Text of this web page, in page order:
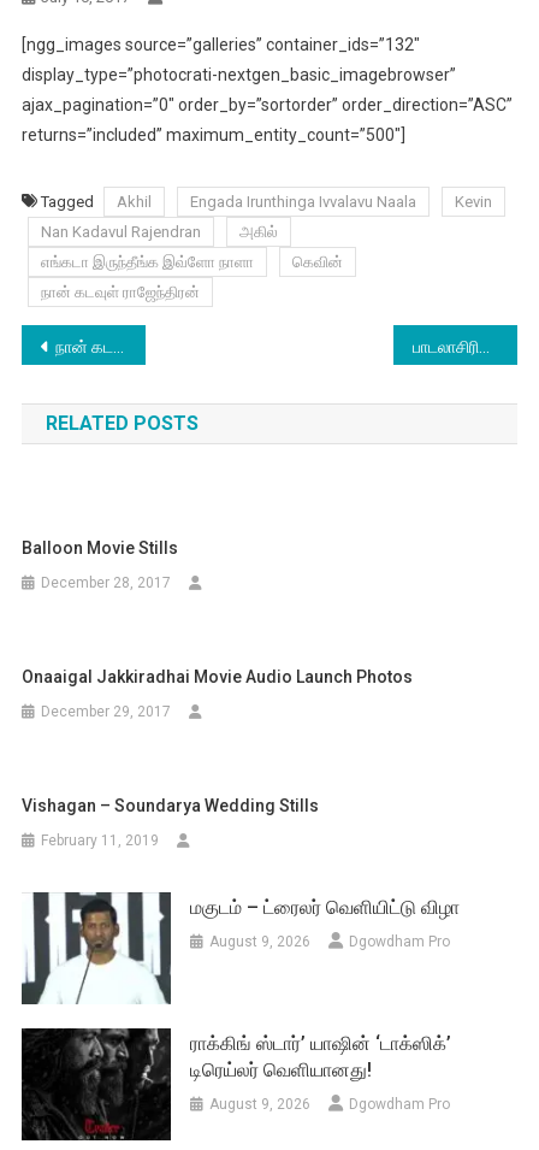
[ngg_images source=”galleries” container_ids=”132″
display_type=”photocrati-nextgen_basic_imagebrowser”
ajax_pagination=”0″ order_by=”sortorder” order_direction=”ASC”
returns=”included” maximum_entity_count=”500″]
Tagged Akhil Engada Irunthinga Ivvalavu Naala
Kevin
Nan Kadavul Rajendran
அகில்
எங்கடா இருந்தீங்க இவ்ளோ நாளா
கெவின்
நான் கடவுள் ராஜேந்திரன்
Post
navigation
நான் கடவுள் ராஜேந்திரன் தயாரிக்கும் புதிய படம் பாடலாசிரியரின் பாராட்டைப் பெற்ற இயக்குநர்
RELATED POSTS
Balloon Movie Stills
December 28, 2017
Onaaigal Jakkiradhai Movie Audio Launch Photos
December 29, 2017
Vishagan – Soundarya Wedding Stills
February 11, 2019
மகுடம் – ட்ரைலர் வெளியிட்டு விழா
August 9, 2026 Dgowdham Pro
ராக்கிங் ஸ்டார்’ யாஷின் ‘டாக்ஸிக்’
டிரெய்லர் வெளியானது!
August 9, 2026 Dgowdham Pro